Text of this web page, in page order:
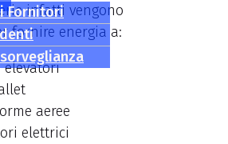
Fornitori
infatti vengono
fornire energia a:
elevatori
aeree
elettrici